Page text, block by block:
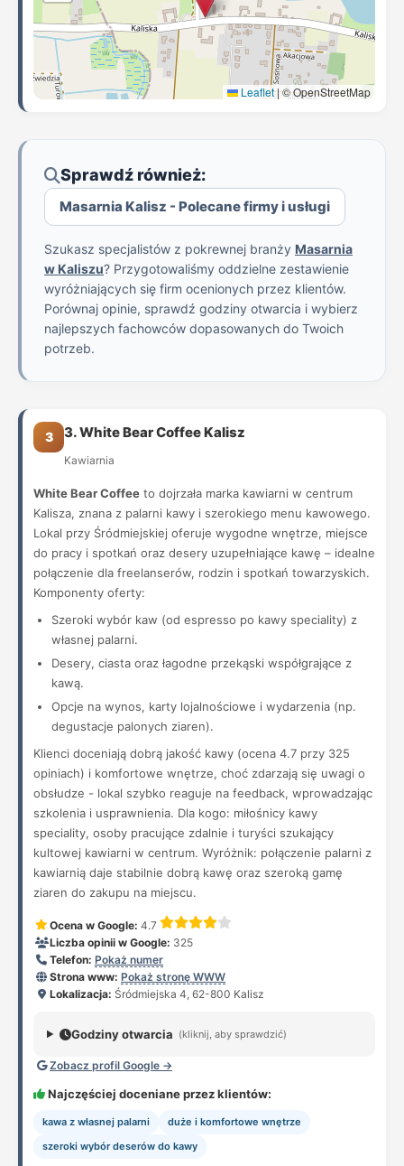
Leaflet|© OpenStreetMap
Sprawdź również:
Masarnia Kalisz - Polecane firmy i usługi
Szukasz specjalistów z pokrewnej branży Masarnia
w Kaliszu? Przygotowaliśmy oddzielne zestawienie
wyróżniających się firm ocenionych przez klientów.
Porównaj opinie, sprawdź godziny otwarcia i wybierz
najlepszych fachowców dopasowanych do Twoich
potrzeb.
3 3. White Bear Coffee Kalisz
Kawiarnia
White Bear Coffee to dojrzała marka kawiarni w centrum
Kalisza, znana z palarni kawy i szerokiego menu kawowego.
Lokal przy Śródmiejskiej oferuje wygodne wnętrze, miejsce
do pracy i spotkań oraz desery uzupełniające kawę – idealne
połączenie dla freelanserów, rodzin i spotkań towarzyskich.
Komponenty oferty:
Szeroki wybór kaw (od espresso po kawy speciality) z
własnej palarni.
Desery, ciasta oraz łagodne przekąski współgrające z
kawą.
Opcje na wynos, karty lojalnościowe i wydarzenia (np.
degustacje palonych ziaren).
Klienci doceniają dobrą jakość kawy (ocena 4.7 przy 325
opiniach) i komfortowe wnętrze, choć zdarzają się uwagi o
obsłudze - lokal szybko reaguje na feedback, wprowadzając
szkolenia i usprawnienia. Dla kogo: miłośnicy kawy
speciality, osoby pracujące zdalnie i turyści szukający
kultowej kawiarni w centrum. Wyróżnik: połączenie palarni z
kawiarnią daje stabilnie dobrą kawę oraz szeroką gamę
ziaren do zakupu na miejscu.
Ocena w Google: 4.7
Liczba opinii w Google: 325
Telefon: Pokaż numer
Strona www: Pokaż stronę WWW
Lokalizacja: Śródmiejska 4, 62-800 Kalisz
Godziny otwarcia (kliknij, aby sprawdzić)
Zobacz profil Google →
Najczęściej doceniane przez klientów:
kawa z własnej palarni
duże i komfortowe wnętrze
szeroki wybór deserów do kawy